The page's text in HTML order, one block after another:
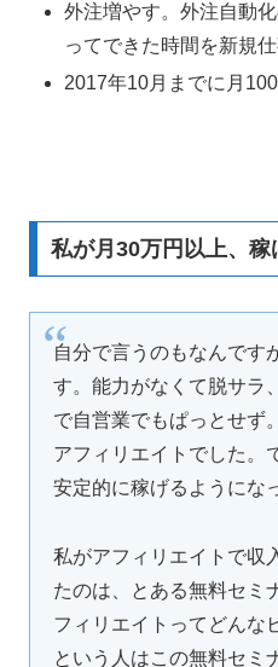
外注増やす。外注自動
ってできた時間を新規
2017年10月までに月
私が月30万円以上、
自分で言うのもなんです
す。能力がなくて脱サラ
で自営業でもぱっとせず
アフィリエイトでした。
安定的に稼げるようにな
私がアフィリエイトで収
たのは、とある無料セミ
フィリエイトってどんな
という人はこの無料セミ